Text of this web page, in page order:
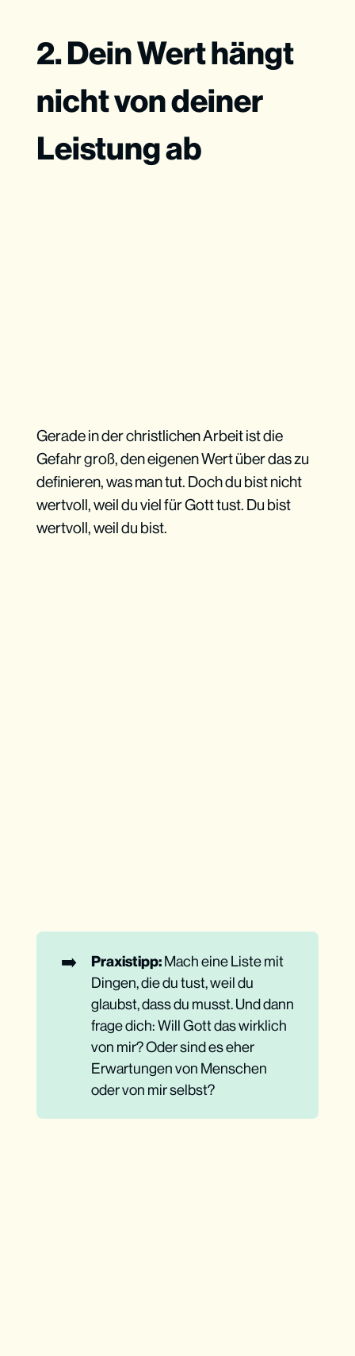
2. Dein Wert hängt
nicht von deiner
Leistung ab
Gerade in der christlichen Arbeit ist die
Gefahr groß, den eigenen Wert über das zu
definieren, was man tut. Doch du bist nicht
wertvoll, weil du viel für Gott tust. Du bist
wertvoll, weil du bist.
➡️ Praxistipp:Mach eine Liste mit
Dingen, die du tust, weil du
glaubst, dass du musst. Und dann
frage dich: Will Gott das wirklich
von mir? Oder sind es eher
Erwartungen von Menschen
oder von mir selbst?